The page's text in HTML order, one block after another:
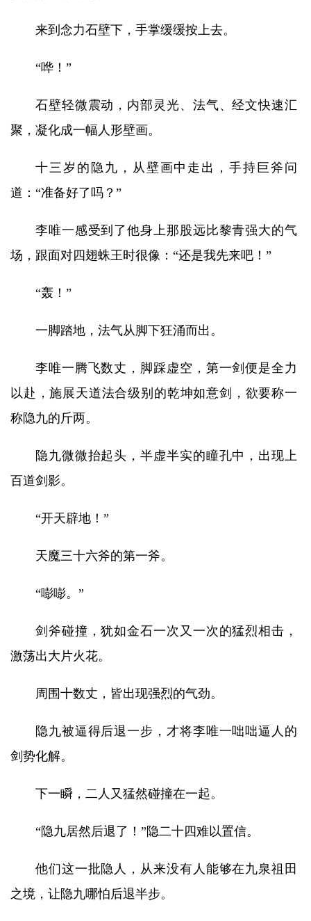
来到念力石壁下，手掌缓缓按上去。
“哗！”
石壁轻微震动，内部灵光、法气、经文快速汇
聚，凝化成一幅人形壁画。
十三岁的隐九，从壁画中走出，手持巨斧问
道：“准备好了吗？”
李唯一感受到了他身上那股远比黎青强大的气
场，跟面对四翅蛛王时很像：“还是我先来吧！”
“轰！”
一脚踏地，法气从脚下狂涌而出。
李唯一腾飞数丈，脚踩虚空，第一剑便是全力
以赴，施展天道法合级别的乾坤如意剑，欲要称一
称隐九的斤两。
隐九微微抬起头，半虚半实的瞳孔中，出现上
百道剑影。
“开天辟地！”
天魔三十六斧的第一斧。
“嘭嘭。”
剑斧碰撞，犹如金石一次又一次的猛烈相击，
激荡出大片火花。
周围十数丈，皆出现强烈的气劲。
隐九被逼得后退一步，才将李唯一咄咄逼人的
剑势化解。
下一瞬，二人又猛然碰撞在一起。
“隐九居然后退了！”隐二十四难以置信。
他们这一批隐人，从来没有人能够在九泉祖田
之境，让隐九哪怕后退半步。